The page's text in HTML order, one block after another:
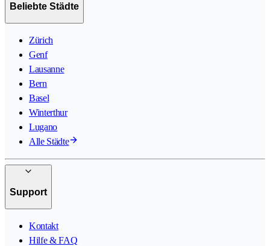
Beliebte Städte
Zürich
Genf
Lausanne
Bern
Basel
Winterthur
Lugano
Alle Städte
Support
Kontakt
Hilfe & FAQ